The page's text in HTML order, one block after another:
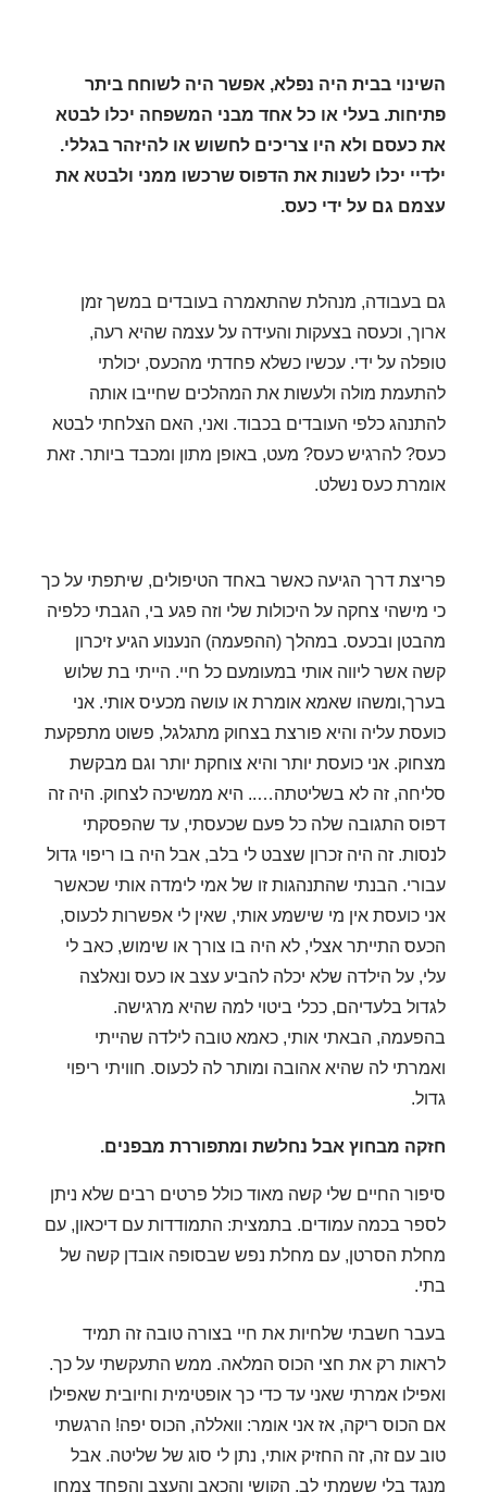
השינוי בבית היה נפלא, אפשר היה לשוחח ביתר
פתיחות. בעלי או כל אחד מבני המשפחה יכלו לבטא
את כעסם ולא היו צריכים לחשוש או להיזהר בגללי.
ילדיי יכלו לשנות את הדפוס שרכשו ממני ולבטא את
עצמם גם על ידי כעס.
גם בעבודה, מנהלת שהתאמרה בעובדים במשך זמן
ארוך, וכעסה בצעקות והעידה על עצמה שהיא רעה,
טופלה על ידי. עכשיו כשלא פחדתי מהכעס, יכולתי
להתעמת מולה ולעשות את המהלכים שחייבו אותה
להתנהג כלפי העובדים בכבוד. ואני, האם הצלחתי לבטא
כעס? להרגיש כעס? מעט, באופן מתון ומכבד ביותר. זאת
אומרת כעס נשלט.
פריצת דרך הגיעה כאשר באחד הטיפולים, שיתפתי על כך
כי מישהי צחקה על היכולות שלי וזה פגע בי, הגבתי כלפיה
מהבטן ובכעס. במהלך (ההפעמה) הנענוע הגיע זיכרון
קשה אשר ליווה אותי במעומעם כל חיי. הייתי בת שלוש
בערך,ומשהו שאמא אומרת או עושה מכעיס אותי. אני
כועסת עליה והיא פורצת בצחוק מתגלגל, פשוט מתפקעת
מצחוק. אני כועסת יותר והיא צוחקת יותר וגם מבקשת
סליחה, זה לא בשליטתה….. היא ממשיכה לצחוק. היה זה
דפוס התגובה שלה כל פעם שכעסתי, עד שהפסקתי
לנסות. זה היה זכרון שצבט לי בלב, אבל היה בו ריפוי גדול
עבורי. הבנתי שהתנהגות זו של אמי לימדה אותי שכאשר
אני כועסת אין מי שישמע אותי, שאין לי אפשרות לכעוס,
הכעס התייתר אצלי, לא היה בו צורך או שימוש, כאב לי
עלי, על הילדה שלא יכלה להביע עצב או כעס ונאלצה
לגדול בלעדיהם, ככלי ביטוי למה שהיא מרגישה.
בהפעמה, הבאתי אותי, כאמא טובה לילדה שהייתי
ואמרתי לה שהיא אהובה ומותר לה לכעוס. חוויתי ריפוי
גדול.
חזקה מבחוץ אבל נחלשת ומתפוררת מבפנים.
סיפור החיים שלי קשה מאוד כולל פרטים רבים שלא ניתן
לספר בכמה עמודים. בתמצית: התמודדות עם דיכאון, עם
מחלת הסרטן, עם מחלת נפש שבסופה אובדן קשה של
בתי.
בעבר חשבתי שלחיות את חיי בצורה טובה זה תמיד
לראות רק את חצי הכוס המלאה. ממש התעקשתי על כך.
ואפילו אמרתי שאני עד כדי כך אופטימית וחיובית שאפילו
אם הכוס ריקה, אז אני אומר: וואללה, הכוס יפה! הרגשתי
טוב עם זה, זה החזיק אותי, נתן לי סוג של שליטה. אבל
מנגד בלי ששמתי לב, הקושי והכאב והעצב והפחד צמחו